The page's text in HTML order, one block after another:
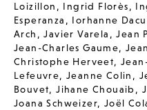
Loizillon , Ingrid Florès,
Esperanza , Iorhanne
Arch ,Javier Varela ,Jean
Jean-Charles Gaume,
Christophe Herveet,
Lefeuvre,Jeanne Colin ,
Bouvet,Jihane Chouaib ,
Joana Schweizer, Joël